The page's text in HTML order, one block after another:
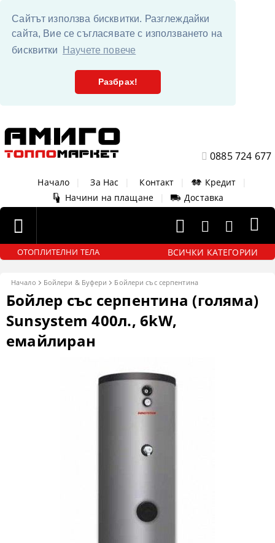
Сайтът използва бисквитки. Разглеждайки
сайта, Вие се съгласявате с използването на
бисквитки
Научете повече
Разбрах!
0885 724 677
Начало За Нас Контакт Кредит
Начини на плащане
Доставка
ОТОПЛИТЕЛНИ ТЕЛА ВСИЧКИ КАТЕГОРИИ
Начало Бойлери & Буфери Бойлери със серпентина
Бойлер със серпентина (голяма)
Sunsystem 400л., 6kW,
емайлиран